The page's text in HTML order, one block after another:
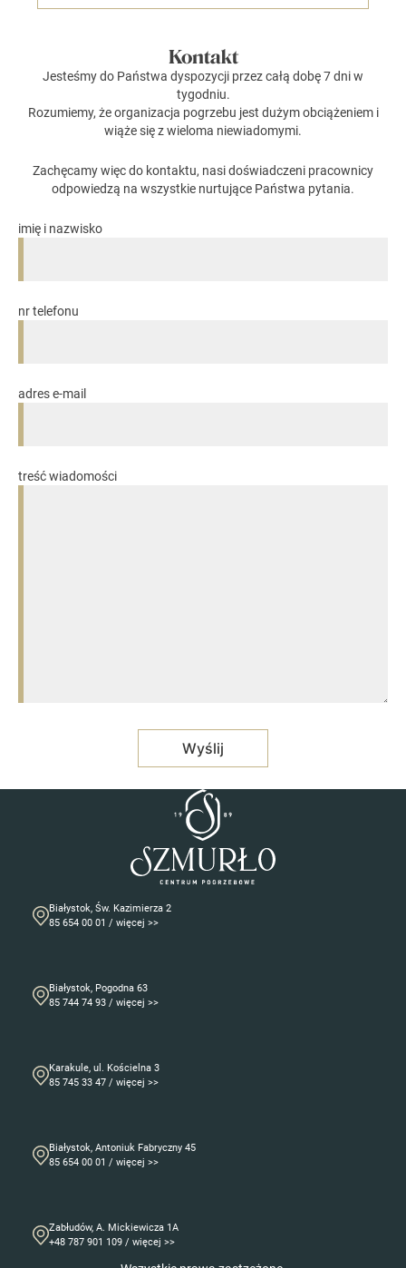
Kontakt
Jesteśmy do Państwa dyspozycji przez całą dobę 7 dni w
tygodniu.
Rozumiemy, że organizacja pogrzebu jest dużym obciążeniem i
wiąże się z wieloma niewiadomymi.
Zachęcamy więc do kontaktu, nasi doświadczeni pracownicy
odpowiedzą na wszystkie nurtujące Państwa pytania.
imię i nazwisko
nr telefonu
adres e-mail
treść wiadomości
Białystok, Św. Kazimierza 2
85 654 00 01 / więcej >>
Białystok, Pogodna 63
85 744 74 93 / więcej >>
Karakule, ul. Kościelna 3
85 745 33 47 / więcej >>
Białystok, Antoniuk Fabryczny 45
85 654 00 01 / więcej >>
Zabłudów, A. Mickiewicza 1A
+48 787 901 109 / więcej >>